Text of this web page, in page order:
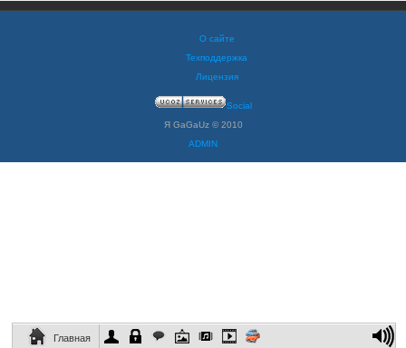
Главная
О сайте
Техподдержка
Лицензия
Social
Я GaGaUz © 2010
ADMIN